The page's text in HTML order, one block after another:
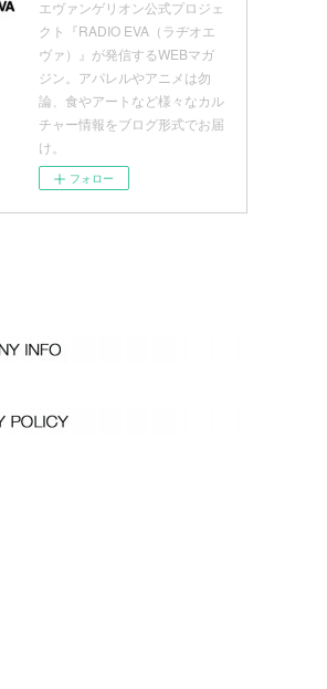
エヴァンゲリオン公式プロジェ
クト『RADIO EVA（ラヂオエ
ヴァ）』が発信するWEBマガ
ジン。アパレルやアニメは勿
論、食やアートなど様々なカル
チャー情報をブログ形式でお届
け。
フォロー